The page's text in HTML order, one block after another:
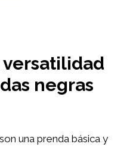
versatilidad
negras
son una prenda básica y